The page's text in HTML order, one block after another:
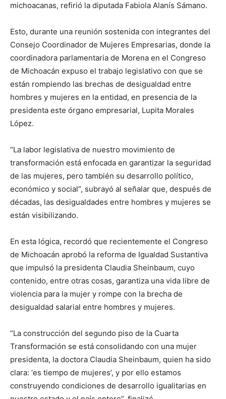
michoacanas, refirió la diputada Fabiola Alanís Sámano.
Esto, durante una reunión sostenida con integrantes del
Consejo Coordinador de Mujeres Empresarias, donde la
coordinadora parlamentaria de Morena en el Congreso
de Michoacán expuso el trabajo legislativo con que se
están rompiendo las brechas de desigualdad entre
hombres y mujeres en la entidad, en presencia de la
presidenta este órgano empresarial, Lupita Morales
López.
“La labor legislativa de nuestro movimiento de
transformación está enfocada en garantizar la seguridad
de las mujeres, pero también su desarrollo político,
económico y social”, subrayó al señalar que, después de
décadas, las desigualdades entre hombres y mujeres se
están visibilizando.
En esta lógica, recordó que recientemente el Congreso
de Michoacán aprobó la reforma de Igualdad Sustantiva
que impulsó la presidenta Claudia Sheinbaum, cuyo
contenido, entre otras cosas, garantiza una vida libre de
violencia para la mujer y rompe con la brecha de
desigualdad salarial entre hombres y mujeres.
“La construcción del segundo piso de la Cuarta
Transformación se está consolidando con una mujer
presidenta, la doctora Claudia Sheinbaum, quien ha sido
clara: ‘es tiempo de mujeres’, y por ello estamos
construyendo condiciones de desarrollo igualitarias en